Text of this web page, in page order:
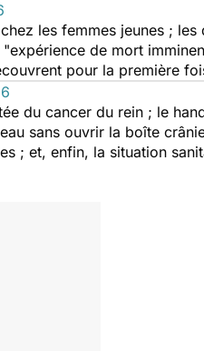
les femmes jeunes ;
de mort
pour la première
du cancer du rein ; le
sans ouvrir la boîte
; et, enfin, la situation